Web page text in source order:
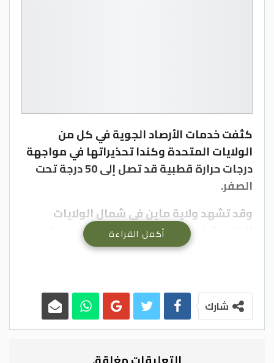
كثفت خدمات الأرصاد الجوية في كل من
الولايات المتحدة وكندا تحذيراتها في مواجهة
درجات حرارة قطبية قد تصل إلى 50 درجة تحت
الصفر.
وقد تشهد ولاية ماين في شمال الولايات
المتحدة خصوصا، انخفاضا شديدا في درجة
الحرارة إلى 51 درجة تحت الصفر، وفقا لنشرة
وقالت مصلحة الأرصاد الجوية الوطنية لمنطقة
كاريبو “إنه برد قطبي تاريخي” غير مسبوق على
أكمل القراءة
شارك